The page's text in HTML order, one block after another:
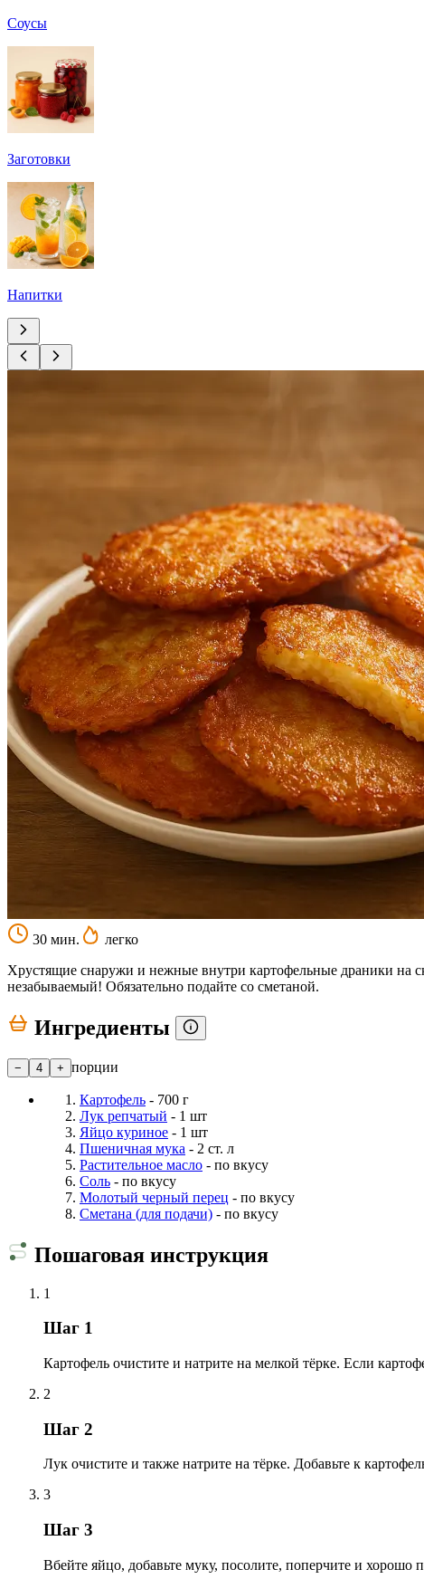
Соусы
Заготовки
Напитки
30 мин.
легко
Хрустящие снаружи и нежные внутри картофельные драники на
незабываемый! Обязательно подайте со сметаной.
Ингредиенты
− 4 + порции
Картофель - 700 г
Лук репчатый - 1 шт
Яйцо куриное - 1 шт
Пшеничная мука - 2 ст. л
Растительное масло - по вкусу
Соль - по вкусу
Молотый черный перец - по вкусу
Сметана (для подачи) - по вкусу
Пошаговая инструкция
1
Шаг 1
Картофель очистите и натрите на мелкой тёрке. Если
2
Шаг 2
Лук очистите и также натрите на тёрке. Добавьте к
3
Шаг 3
Вбейте яйцо, добавьте муку, посолите, поперчите и хорошо